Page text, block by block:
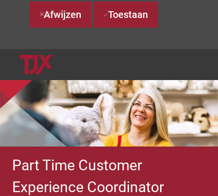
Afwijzen Toestaan
Part Time Customer
Experience Coordinator